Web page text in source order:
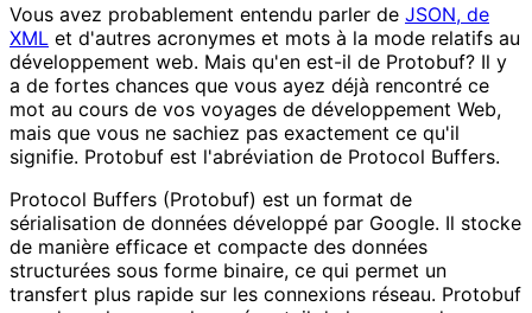
Vous avez probablement entendu parler de JSON, de
XML et d'autres acronymes et mots à la mode relatifs au
développement web. Mais qu'en est-il de Protobuf? Il y
a de fortes chances que vous ayez déjà rencontré ce
mot au cours de vos voyages de développement Web,
mais que vous ne sachiez pas exactement ce qu'il
signifie. Protobuf est l'abréviation de Protocol Buffers.
Protocol Buffers (Protobuf) est un format de
sérialisation de données développé par Google. Il stocke
de manière efficace et compacte des données
structurées sous forme binaire, ce qui permet un
transfert plus rapide sur les connexions réseau. Protobuf